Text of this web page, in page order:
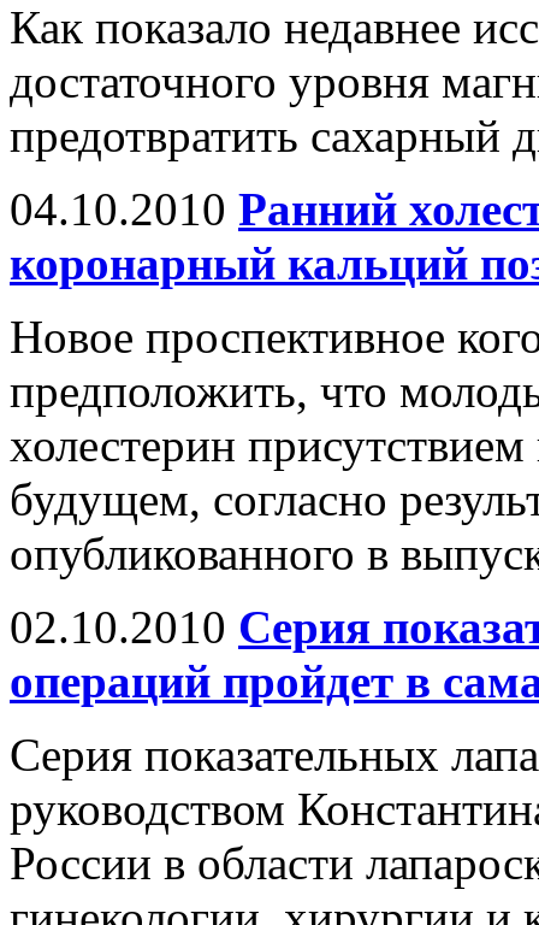
Как показало недавнее
достаточного уровня
предотвратить сахарный
04.10.2010 Ранний
коронарный кальций
Новое проспективное
предположить, что
холестерин
будущем, согласно
опубликованного в
02.10.2010 Серия
операций пройдет в
Серия показательных
руководством
России в области